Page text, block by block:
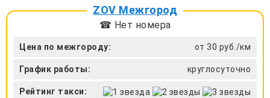
ZOV Межгород
☎ Нет номера
Цена по межгороду: от 30 руб./км
График работы: круглосуточно
Рейтинг такси: